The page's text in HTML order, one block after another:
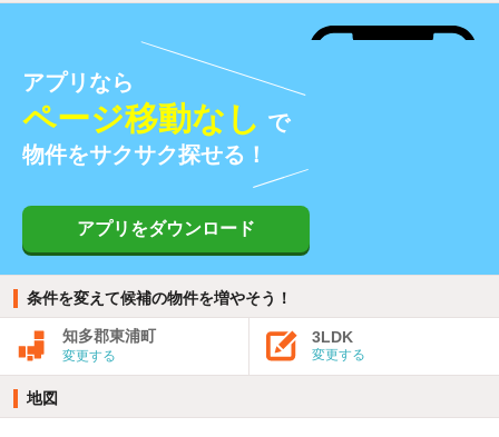
アプリなら
ページ移動なし で
物件をサクサク探せる！
アプリをダウンロード
条件を変えて候補の物件を増やそう！
知多郡東浦町
変更する
3LDK
変更する
地図